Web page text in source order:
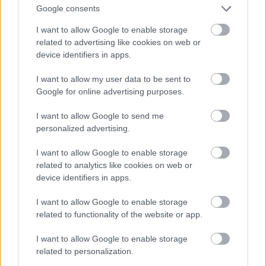
Google consents
I want to allow Google to enable storage
related to advertising like cookies on web or
device identifiers in apps.
I want to allow my user data to be sent to
Google for online advertising purposes.
I want to allow Google to send me
personalized advertising.
I want to allow Google to enable storage
related to analytics like cookies on web or
device identifiers in apps.
I want to allow Google to enable storage
related to functionality of the website or app.
I want to allow Google to enable storage
related to personalization.
Kiknek állhat érdekében hogy Magyarországot a
raszzizmus, antiszemitizmus, fasizmus és az
újnácizmus darázsfészkeként festessék le itthon és a
"művelt nyugaton"?
Csigafattyú
14 éve
Korrekt cikk.
Csigafattyú
Hozzáfűzés: A "Magyar Ellenállók és Antifasiszták
Szövetsége", amelynek Hanti Vilmos az elnöke, nem
más, mint az egykori Partizánszövetség. Nem
jogutód, hanem ugyanaz a szervezet, átnevezve.